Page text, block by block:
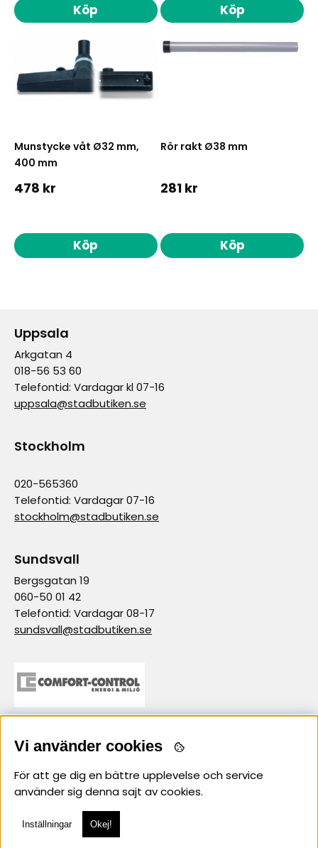
Köp Köp
Munstycke våt Ø32 mm,
400 mm
478 kr
Köp
Rör rakt Ø38 mm
281 kr
Köp
Uppsala
Arkgatan 4
018-56 53 60
Telefontid: Vardagar kl 07-16
uppsala@stadbutiken.se
Stockholm
020-565360
Telefontid: Vardagar 07-16
stockholm@stadbutiken.se
Sundsvall
Bergsgatan 19
060-50 01 42
Telefontid: Vardagar 08-17
sundsvall@stadbutiken.se
samarbetspartner
Vi använder cookies
För att ge dig en bättre upplevelse och service
använder sig denna sajt av cookies.
Inställningar Okej!